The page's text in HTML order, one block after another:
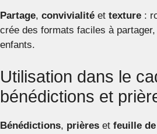
Partage, convivialité et texture :
crée des formats faciles à
enfants.
Utilisation dans le
bénédictions et
Bénédictions, prières et feuille